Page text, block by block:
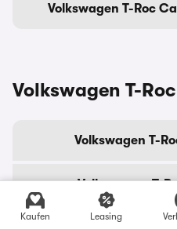
Kaufen Leasing
Volkswagen T-Roc
Volkswagen T-
Volkswagen T-
Volkswagen T-